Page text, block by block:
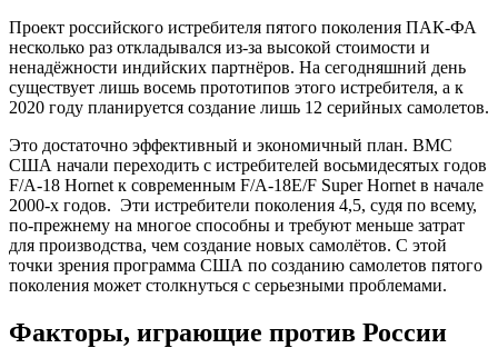
Проект российского истребителя пятого поколения ПАК-ФА
несколько раз откладывался из-за высокой стоимости и
ненадёжности индийских партнёров. На сегодняшний день
существует лишь восемь прототипов этого истребителя, а к
2020 году планируется создание лишь 12 серийных самолетов.
Это достаточно эффективный и экономичный план. ВМС
США начали переходить с истребителей восьмидесятых годов
F/A-18 Hornet к современным F/A-18E/F Super Hornet в начале
2000-х годов. Эти истребители поколения 4,5, судя по всему,
по-прежнему на многое способны и требуют меньше затрат
для производства, чем создание новых самолётов. С этой
точки зрения программа США по созданию самолетов пятого
поколения может столкнуться с серьезными проблемами.
Факторы, играющие против России